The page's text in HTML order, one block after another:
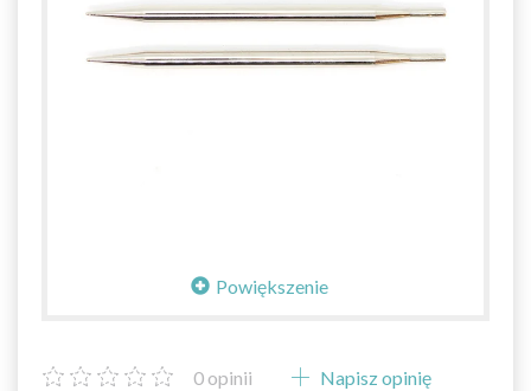
Powiększenie
0 opinii Napisz opinię